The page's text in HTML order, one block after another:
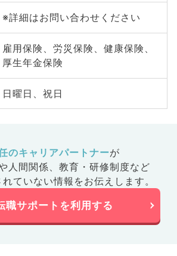
※詳細はお問い合わせください
雇用保険、労災保険、健康保険、
厚生年金保険
日曜日、祝日
のキャリアパートナーが
人間関係、 教育・研修制度など
ていない情報をお伝えします。
職サポートを利用する